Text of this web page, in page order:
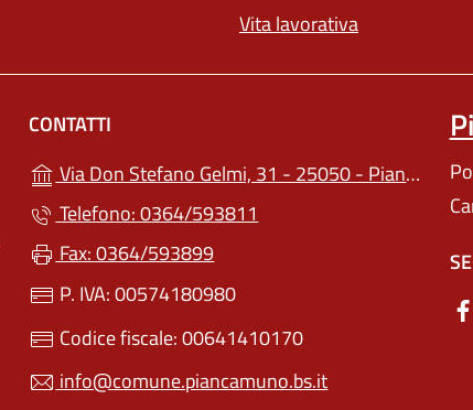
Vita lavorativa
CONTATTI
Via Don Stefano Gelmi, 31 - 25050 - Pian Camuno (BS)
Telefono: 0364/593811
Fax: 0364/593899
P. IVA: 00574180980
Codice fiscale: 00641410170
info@comune.piancamuno.bs.it